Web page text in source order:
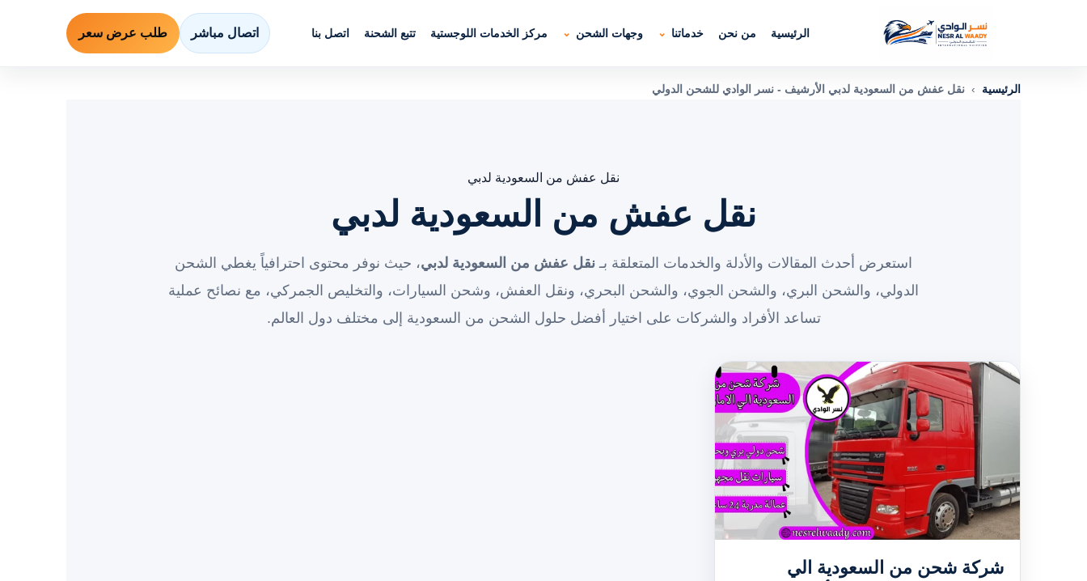
الرئيسية من نحن خدماتنا وجهات الشحن مركز الخدمات اللوجستية تتبع الشحنة اتصل بنا اتصال مباشر طلب عرض سعر
الرئيسية › نقل عفش من السعودية لدبي الأرشيف - نسر الوادي للشحن الدولي
نقل عفش من السعودية لدبي
نقل عفش من السعودية لدبي
استعرض أحدث المقالات والأدلة والخدمات المتعلقة بـ نقل عفش من السعودية لدبي، حيث نوفر محتوى احترافياً يغطي الشحن
الدولي، والشحن البري، والشحن الجوي، والشحن البحري، ونقل العفش، وشحن السيارات، والتخليص الجمركي، مع نصائح عملية
تساعد الأفراد والشركات على اختيار أفضل حلول الشحن من السعودية إلى مختلف دول العالم.
شركة شحن من السعودية الي